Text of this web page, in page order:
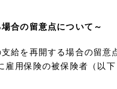
合の留意点について～
給を再開する場合の留意
用保険の被保険者（以